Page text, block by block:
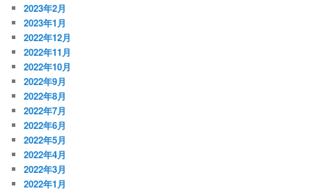
2023年2月
2023年1月
2022年12月
2022年11月
2022年10月
2022年9月
2022年8月
2022年7月
2022年6月
2022年5月
2022年4月
2022年3月
2022年1月